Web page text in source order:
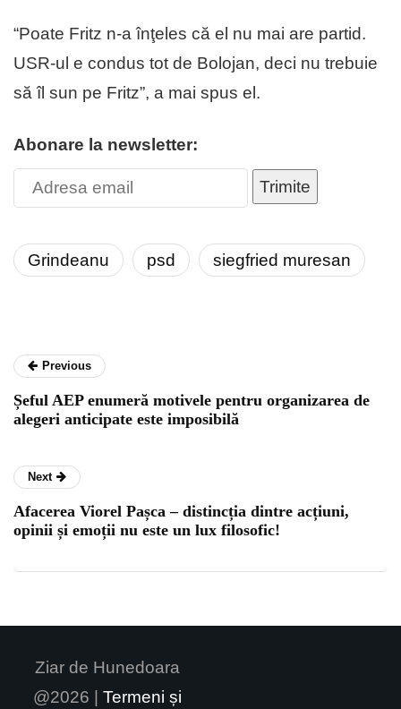
“Poate Fritz n-a înţeles că el nu mai are partid.
USR-ul e condus tot de Bolojan, deci nu trebuie
să îl sun pe Fritz”, a mai spus el.
Abonare la newsletter:
Trimite
Grindeanu psd siegfried muresan
Previous
Șeful AEP enumeră motivele pentru organizarea de
alegeri anticipate este imposibilă
Next
Afacerea Viorel Pașca – distincția dintre acțiuni,
opinii și emoții nu este un lux filosofic!
Ziar de Hunedoara
@2026 | Termeni și